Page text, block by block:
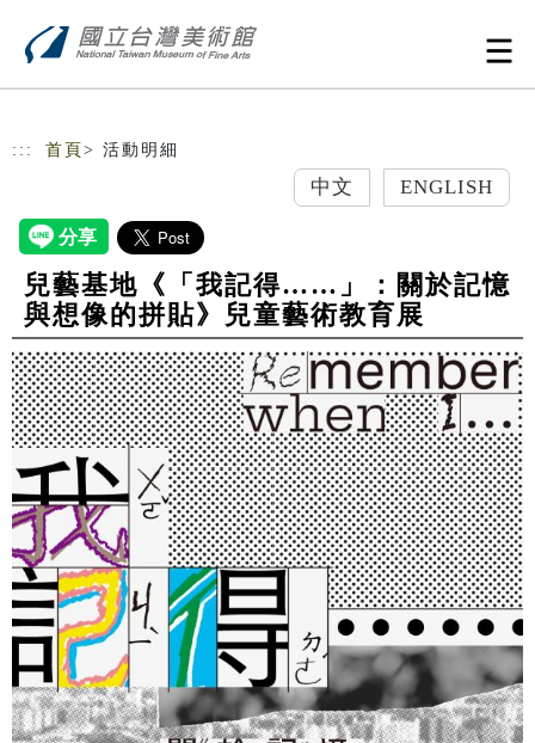
::: 首頁 > 活動明細
中文 ENGLISH
兒藝基地《「我記得……」：關於記憶
與想像的拼貼》兒童藝術教育展